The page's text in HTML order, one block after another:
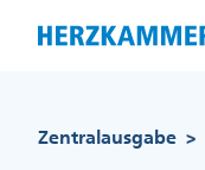
Zentralausgabe >